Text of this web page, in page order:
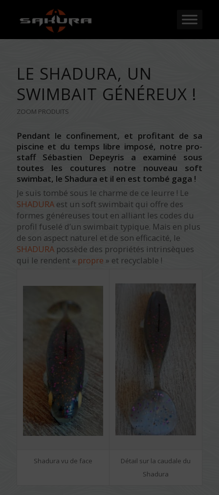
LE SHADURA, UN
SWIMBAIT GÉNÉREUX !
ZOOM PRODUITS
Pendant le confinement, et profitant de sa
piscine et du temps libre imposé, notre pro-
staff Sébastien Depeyris a examiné sous
toutes les coutures notre nouveau soft
swimbat, le Shadura et il en est tombé gaga !
Je suis tombé sous le charme de ce leurre ! Le
SHADURAest un soft swimbait qui offre des
formes généreuses tout en alliant les codes du
profil fuselé d’un swimbait typique. Mais en plus
de son aspect naturel et de son efficacité, le
SHADURApossède des propriétés intrinsèques
qui le rendent « propre » et recyclable !
Shadura vu de face
Détail sur la caudale du
Shadura